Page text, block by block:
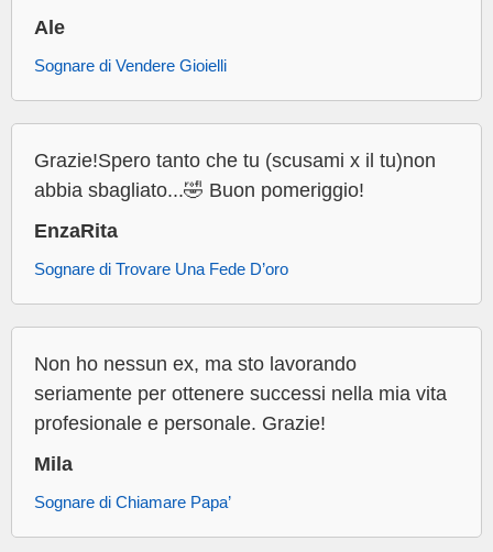
Ale
Sognare di Vendere Gioielli
Grazie!Spero tanto che tu (scusami x il tu)non
abbia sbagliato...🤣 Buon pomeriggio!
EnzaRita
Sognare di Trovare Una Fede D’oro
Non ho nessun ex, ma sto lavorando
seriamente per ottenere successi nella mia vita
profesionale e personale. Grazie!
Mila
Sognare di Chiamare Papa’